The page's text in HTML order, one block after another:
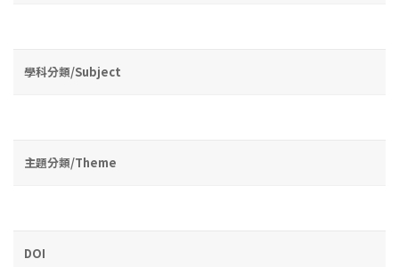
學科分類/Subject
主題分類/Theme
DOI